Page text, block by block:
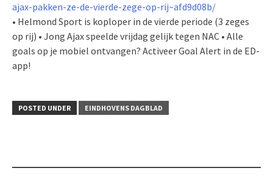
ajax-pakken-ze-de-vierde-zege-op-rij~afd9d08b/
• Helmond Sport is koploper in de vierde periode (3 zeges
op rij) • Jong Ajax speelde vrijdag gelijk tegen NAC • Alle
goals op je mobiel ontvangen? Activeer Goal Alert in de ED-
app!
POSTED UNDER EINDHOVENS DAGBLAD